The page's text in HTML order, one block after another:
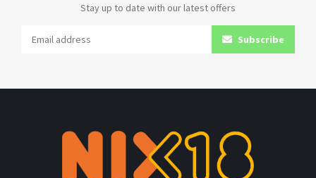
Stay up to date with our latest offers
Subscribe